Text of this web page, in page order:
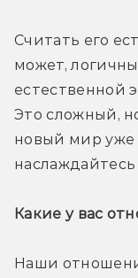
Считать его
может,
естественной
Это сложный,
новый мир уже
Какие у вас
Наши